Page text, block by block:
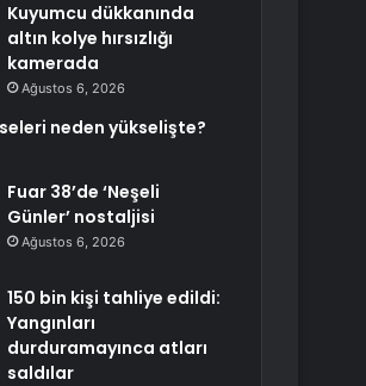
Kuyumcu dükkanında
altın kolye hırsızlığı
kamerada
Ağustos 6, 2026
neden yükselişte?
Fuar 38’de ‘Neşeli
Günler’ nostaljisi
Ağustos 6, 2026
150 bin kişi tahliye edildi:
Yangınları
durduramayınca atları
saldılar